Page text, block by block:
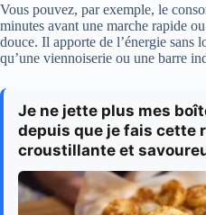
Vous pouvez, par exemple, le
minutes avant une marche rapide
douce. Il apporte de l’énergie sans
qu’une viennoiserie ou une barre
Je ne jette plus mes
depuis que je fais cette
croustillante et